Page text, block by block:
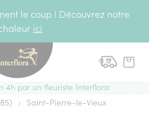
le coup ! Découvrez notre
ici
4h par un fleuriste Interflora
› Saint-Pierre-le-Vieux